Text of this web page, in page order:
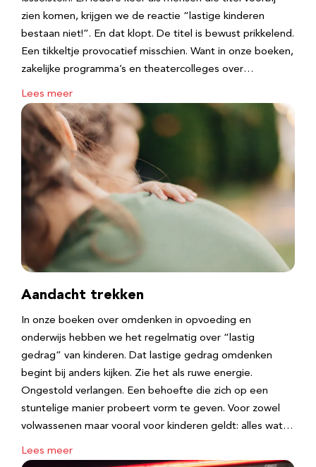
zien komen, krijgen we de reactie “lastige kinderen
bestaan niet!”. En dat klopt. De titel is bewust prikkelend.
Een tikkeltje provocatief misschien. Want in onze boeken,
zakelijke programma’s en theatercolleges over…
Lees meer
Aandacht trekken
In onze boeken over omdenken in opvoeding en
onderwijs hebben we het regelmatig over “lastig
gedrag” van kinderen. Dat lastige gedrag omdenken
begint bij anders kijken. Zie het als ruwe energie.
Ongestold verlangen. Een behoefte die zich op een
stuntelige manier probeert vorm te geven. Voor zowel
volwassenen maar vooral voor kinderen geldt: alles wat…
Lees meer